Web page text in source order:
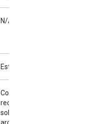
N/A
Estado guardado
Consultas
recurrentes
sobre el mismo